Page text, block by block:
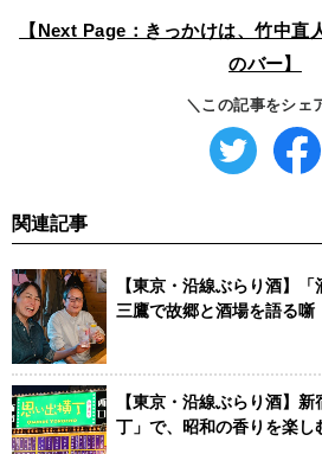
【Next Page：きっかけは、竹中直
のバー】
＼この記事をシェ
関連記事
【東京・沿線ぶらり酒】
三鷹で故郷と酒場を語る噺
【東京・沿線ぶらり酒】
丁」で、昭和の香りを楽し